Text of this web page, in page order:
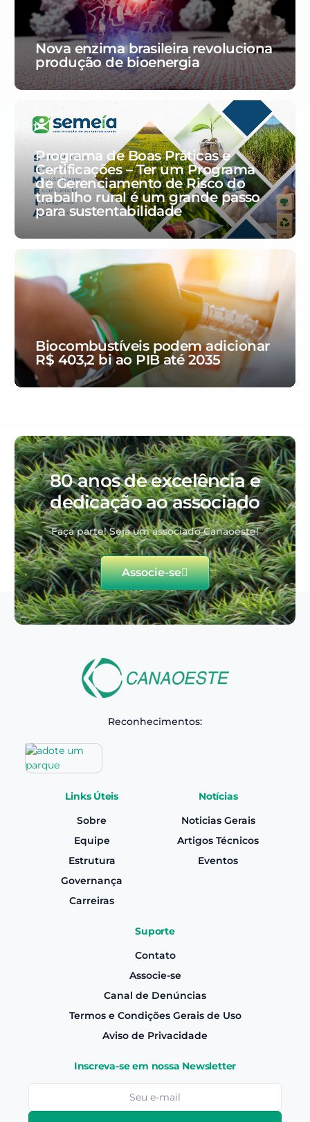
Nova enzima brasileira revoluciona
produção de bioenergia
Programa de Boas Práticas e
Certificações – Ter um Programa
de Gerenciamento de Risco do
trabalho rural é um grande passo
para sustentabilidade
Biocombustíveis podem adicionar
R$ 403,2 bi ao PIB até 2035
80 anos de excelência e
dedicação ao associado
Faça parte! Seja um associado Canaoeste!
Associe-se
Reconhecimentos:
Links Úteis
Sobre
Equipe
Estrutura
Governança
Carreiras
Notícias
Noticias Gerais
Artigos Técnicos
Eventos
Suporte
Contato
Associe-se
Canal de Denúncias
Termos e Condições Gerais de Uso
Aviso de Privacidade
Inscreva-se em nossa Newsletter